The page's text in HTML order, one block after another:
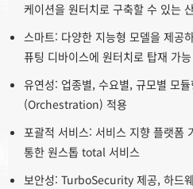
케이션을 원터치로 구축할 수 있는
스마트: 다양한 지능형 모델을 제공
퓨팅 디바이스에 원터치로 탑재 가능
유연성: 업종별, 수요별, 규모별 모
(Orchestration) 적용
포괄적 서비스: 서비스 지향 플랫폼
통한 원스톱 total 서비스
보안성: TurboSecurity 제공, 하드